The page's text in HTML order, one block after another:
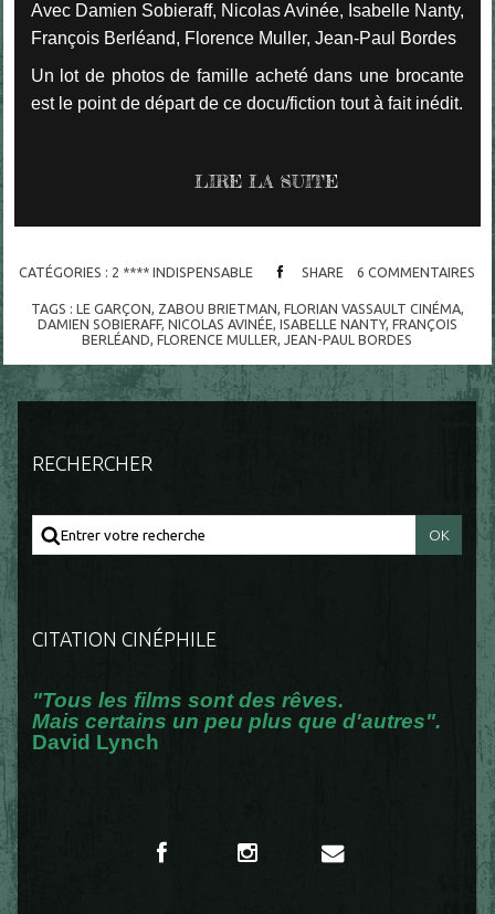
Avec Damien Sobieraff, Nicolas Avinée, Isabelle Nanty,
François Berléand, Florence Muller, Jean-Paul Bordes
Un lot de photos de famille acheté dans une brocante
est le point de départ de ce docu/fiction tout à fait inédit.
LIRE LA SUITE
CATÉGORIES : 2 **** INDISPENSABLE SHARE 6 COMMENTAIRES
TAGS : LE GARÇON ZABOU BRIETMAN FLORIAN VASSAULT CINÉMA,
DAMIEN SOBIERAFF, NICOLAS AVINÉE ISABELLE NANTY, FRANÇOIS
BERLÉAND ,FLORENCE MULLER JEAN-PAUL BORDES
RECHERCHER
CITATION CINÉPHILE
"Tous les films sont des rêves.
Mais certains un peu plus que d'autres".
David Lynch